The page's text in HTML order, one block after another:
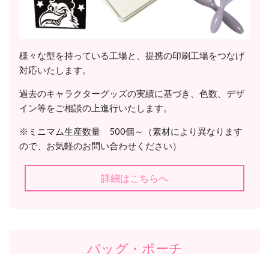
様々な型を持っている工場と、提携の印刷工場をつなげ
対応いたします。
過去のキャラクターグッズの実績に基づき、色数、デザ
イン等をご相談の上進行いたします。
※ミニマム生産数量 500個～（素材により異なります
ので、お気軽のお問い合わせください）
詳細はこちらへ
バッグ・ポーチ